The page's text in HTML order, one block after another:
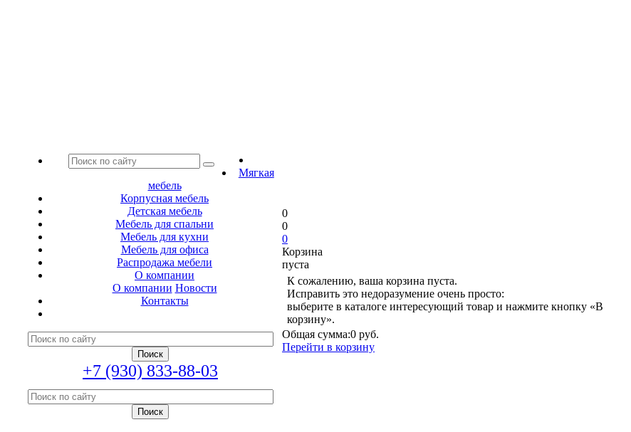
Мягкая
мебель
Корпусная мебель
Детская мебель
Мебель для спальни
Мебель для кухни
Мебель для офиса
Распродажа мебели
О компании
О компании Новости
Контакты
+7 (930) 833-88-03
0
0
0
Корзина
пуста
К сожалению, ваша корзина пуста.
Исправить это недоразумение очень просто:
выберите в каталоге интересующий товар и нажмите кнопку «В
корзину».
Общая сумма:0 руб.
Перейти в корзину